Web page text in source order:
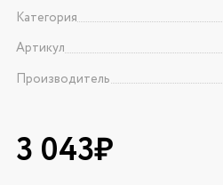
Категория
Артикул
Производитель
3 043₽